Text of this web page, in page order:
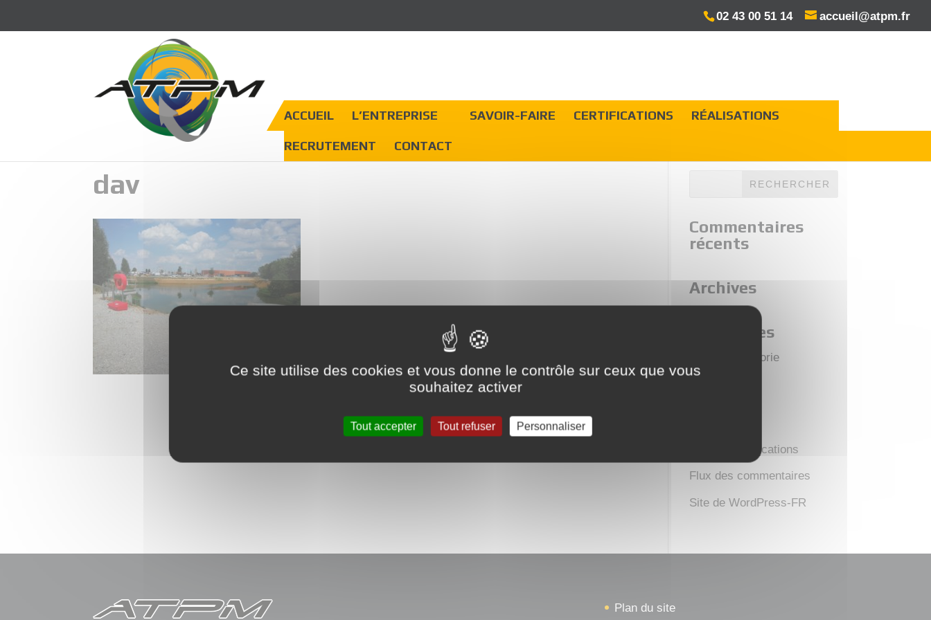
02 43 00 51 14 accueil@atpm.fr
ACCUEIL L’ENTREPRISE SAVOIR-FAIRE CERTIFICATIONS RÉALISATIONS
RECRUTEMENT CONTACT
dav
Commentaires
récents
Archives
Catégories
Aucune catégorie
Flux des publications
Flux des commentaires
Site de WordPress-FR
Plan du site
Ce site utilise des cookies et vous donne le contrôle sur ceux que vous
souhaitez activer
Tout accepter Tout refuser Personnaliser